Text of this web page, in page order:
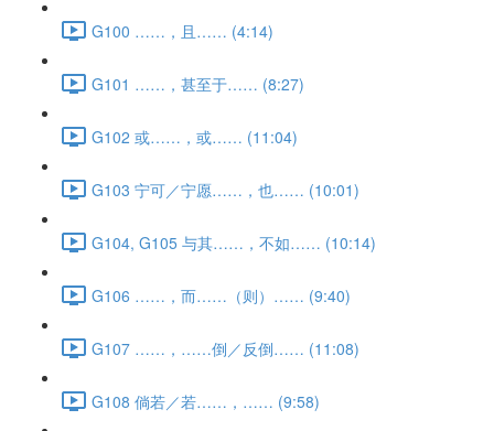
G100 ……，且…… (4:14)
G101 ……，甚至于…… (8:27)
G102 或……，或…… (11:04)
G103 宁可／宁愿……，也…… (10:01)
G104, G105 与其……，不如…… (10:14)
G106 ……，而……（则）…… (9:40)
G107 ……，……倒／反倒…… (11:08)
G108 倘若／若……，…… (9:58)